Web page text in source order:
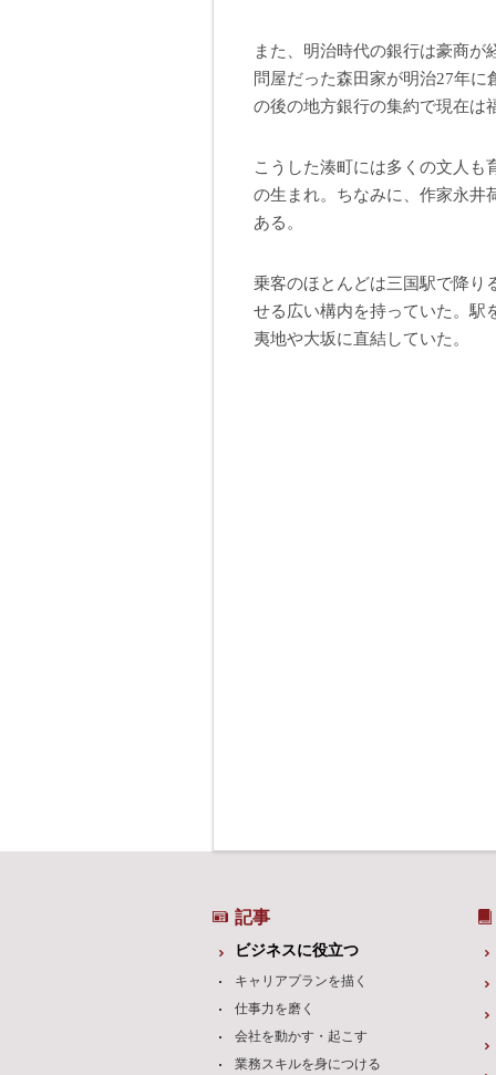
また、明治時代の銀行は豪商
問屋だった森田家が明治27年
の後の地方銀行の集約で現在は
こうした湊町には多くの文人も
の生まれ。ちなみに、作家永井
ある。
乗客のほとんどは三国駅で降り
せる広い構内を持っていた。駅
夷地や大坂に直結していた。
記事
ビジネスに役立つ
キャリアプランを描く
仕事力を磨く
会社を動かす・起こす
業務スキルを身につける